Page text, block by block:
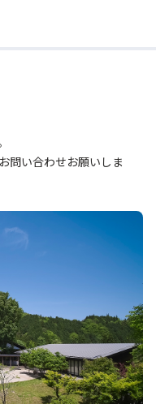
問い合わせお願いしま